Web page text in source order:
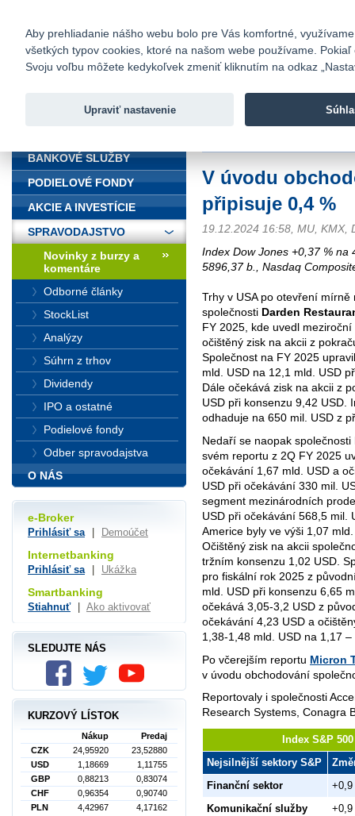
Fio banka
Fio banka
V úvodu
připisuje 0,4 %
19.12.2024 16:58, MU, KMX,
Index Dow Jones +0,37 % na
5896,37 b., Nasdaq
Trhy v USA po otevření
společnosti Darden
FY 2025, kde uvedl
očištěný zisk na akcii z
Společnost na FY 2025
mld. USD na 12,1 mld. USD
Dále očekává zisk na akcii z
USD při konsenzu 9,42 USD.
odhaduje na 650 mil. USD z
Nedaří se naopak společnosti
svém reportu z 2Q FY 2025
očekávání 1,67 mld. USD a
USD při očekávání 330 mil.
segment mezinárodních
USD při očekávání 568,5 mil.
Americe byly ve výši 1,07
Očištěný zisk na akcii
tržním konsenzu 1,02 USD.
pro fiskální rok 2025 z
mld. USD při konsenzu 6,65
očekává 3,05-3,2 USD z
očekávání 4,23 USD a
1,38-1,48 mld. USD na 1,17
Po včerejším reportu Micron
v úvodu obchodování
Reportovaly i společnosti
Research Systems, Conagra
Index S&P
Nejsilnější sektory S&P
Finanční sektor
+0,9
Komunikační služby
+0,9
BANKOVÉ SLUŽBY
PODIELOVÉ FONDY
AKCIE A INVESTÍCIE
SPRAVODAJSTVO
Novinky z burzy a
komentáre
Odborné články
StockList
Analýzy
Súhrn z trhov
Dividendy
IPO a ostatné
Podielové fondy
Odber spravodajstva
O NÁS
e-Broker
Prihlásiť sa Demoúčet
Internetbanking
Prihlásiť sa Ukážka
Smartbanking
Stiahnuť Ako aktivovať
SLEDUJTE NÁS
KURZOVÝ LÍSTOK
Nákup
Predaj
CZK
24,95920
23,52880
USD
1,18669
1,11755
GBP
0,88213
0,83074
CHF
0,96354
0,90740
PLN
4,42967 4,17162
Aby prehliadanie nášho webu bolo pre Vás komfortné,
všetkých typov cookies, ktoré na našom webe používame.
Svoju voľbu môžete kedykoľvek zmeniť kliknutím na odkaz
Upraviť nastavenie